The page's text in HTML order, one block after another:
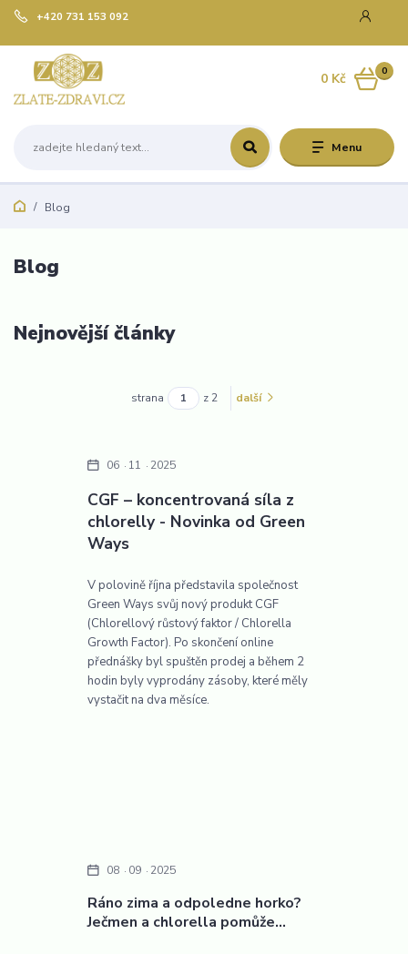
Menu
+420 731 153 092
0
0 Kč
Blog
Blog
Nejnovější články
strana z 2 další
CGF – koncentrovaná síla z
chlorelly - Novinka od Green
Ways
06 11 2025
V polovině října představila společnost
Green Ways svůj nový produkt CGF
(Chlorellový růstový faktor / Chlorella
Growth Factor). Po skončení online
přednášky byl spuštěn prodej a během 2
hodin byly vyprodány zásoby, které měly
vystačit na dva měsíce.
Ráno zima a odpoledne horko?
Ječmen a chlorella pomůže…
08 09 2025